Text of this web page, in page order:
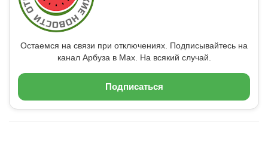
Остаемся на связи при отключениях. Подписывайтесь на
канал Арбуза в Max. На всякий случай.
Подписаться